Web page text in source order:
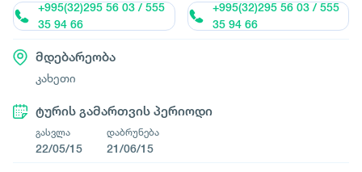
+995(32)295 56 03 / 555
35 94 66
+995(32)295 56 03 / 555
35 94 66
მდებარეობა
კახეთი
ტურის გამართვის პერიოდი
გასვლა
22/05/15
დაბრუნება
21/06/15